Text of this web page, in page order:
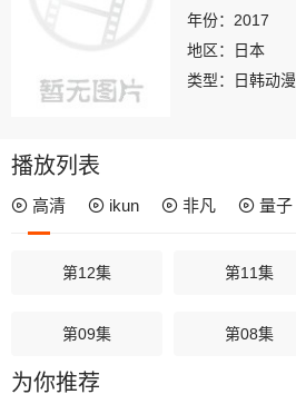
年份： 2017
地区：
日本
类型：
日韩动漫
播放列表
高清 ikun 非凡 量子
第12集 第11集
第09集 第08集
第06集
为你推荐